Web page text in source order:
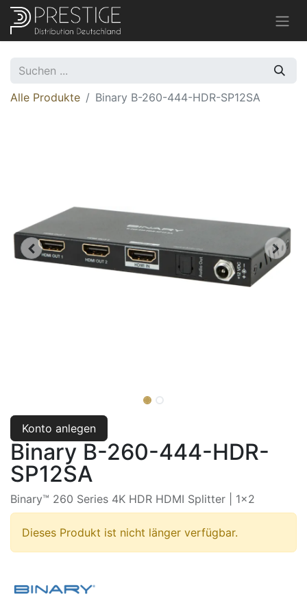
Alle Produkte Binary B-260-444-HDR-SP12SA
Konto anlegen
Binary B-260-444-HDR-
SP12SA
Binary™ 260 Series 4K HDR HDMI Splitter | 1x2
Dieses Produkt ist nicht länger verfügbar.